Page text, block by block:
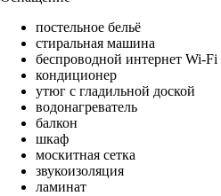
постельное бельё
стиральная машина
беспроводной интернет Wi-Fi
кондиционер
утюг с гладильной доской
водонагреватель
балкон
шкаф
москитная сетка
звукоизоляция
ламинат